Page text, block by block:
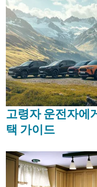
고령자 운전자에
택 가이드